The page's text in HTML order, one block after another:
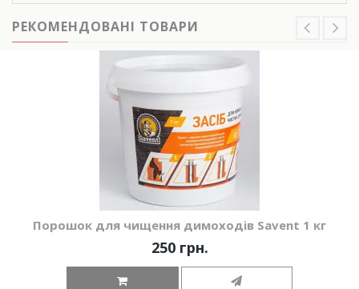
РЕКОМЕНДОВАНІ ТОВАРИ
Порошок для чищення димоходів Savent 1 кг
250 грн.